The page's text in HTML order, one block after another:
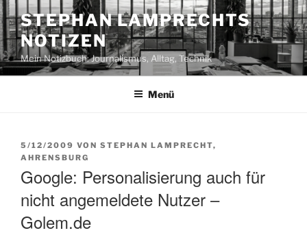
Zum
Inhalt
springen
STEPHAN LAMPRECHTS
NOTIZEN
Mein Notizbuch: Journalismus, Alltag, Technik
Menü
VERÖFFENTLICHT
AM
5/12/2009 VON STEPHAN LAMPRECHT,
AHRENSBURG
Google: Personalisierung auch für
nicht angemeldete Nutzer –
Golem.de